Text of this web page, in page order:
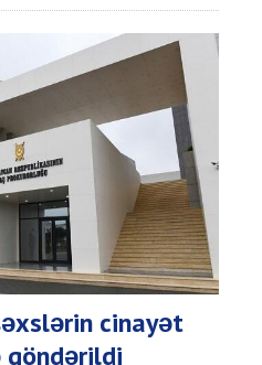
cinayət
göndərildi